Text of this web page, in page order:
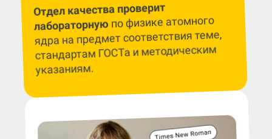
Отдел качества проверит
лабораторную по физике атомного
ядра на предмет соответствия теме,
стандартам ГОСТа и методическим
указаниям.